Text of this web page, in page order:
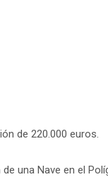
de 220.000 euros.
una Nave en el